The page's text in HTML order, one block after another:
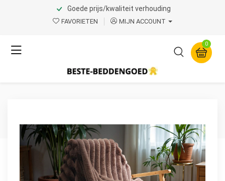
Goede prijs/kwaliteit verhouding
FAVORIETEN MIJN ACCOUNT
0
Home Product Page v.1
Rib Rabbit Fur Plaid Taupe
240 x 200